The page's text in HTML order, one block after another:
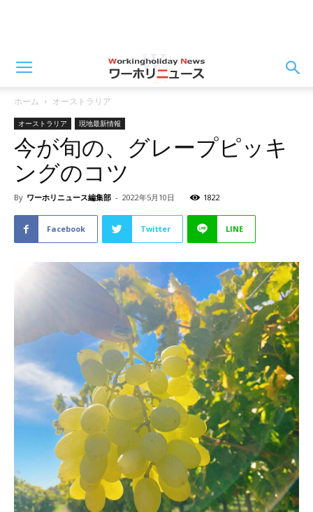
ホーム オーストラリア
オーストラリア 現地最新情報
今が旬の、グレープピッキ
ングのコツ
By ワーホリニュース編集部 - 2022年5月10日 1822
Facebook Twitter LINE